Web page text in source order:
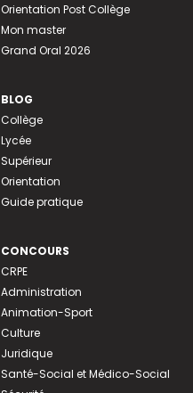
Orientation Post Collège
Mon master
Grand Oral 2026
BLOG
Collège
Lycée
Supérieur
Orientation
Guide pratique
CONCOURS
CRPE
Administration
Animation-Sport
Culture
Juridique
Santé-Social et Médico-Social